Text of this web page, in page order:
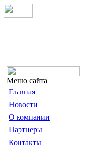
Меню сайта
Главная
Новости
О компании
Партнеры
Контакты